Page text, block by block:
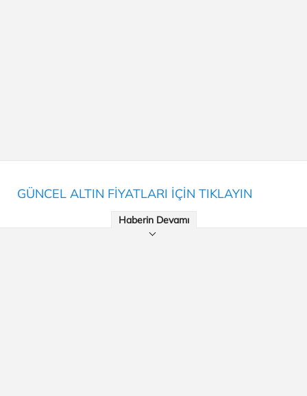
GÜNCEL ALTIN FİYATLARI İÇİN TIKLAYIN
Haberin Devamı